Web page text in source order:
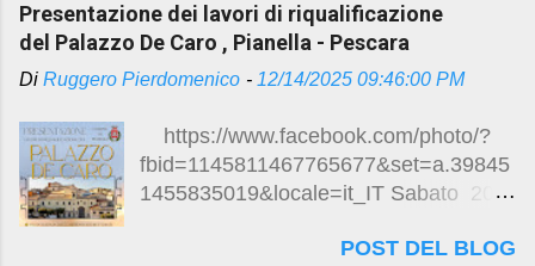
Presentazione dei lavori di riqualificazione
del Palazzo De Caro , Pianella - Pescara
Di Ruggero Pierdomenico - 12/14/2025 09:46:00 PM
https://www.facebook.com/photo/?
fbid=1145811467765677&set=a.39845
1455835019&locale=it_IT Sabato 20
Presentazione dei lavori diPOST DEL BLOG